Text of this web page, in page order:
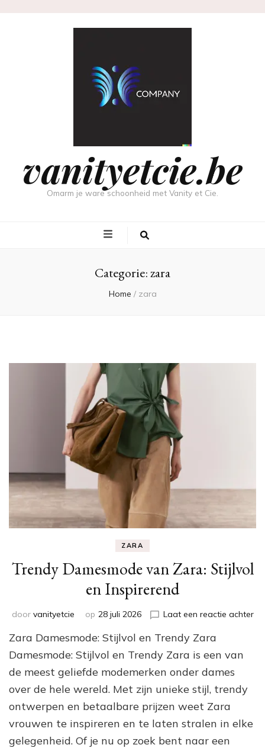
vanityetcie.be
Omarm je ware schoonheid met Vanity et Cie.
Categorie:zara
Home / zara
ZARA
Trendy Damesmode van Zara: Stijlvol
en Inspirerend
door vanityetcie op 28 juli 2026 Laat een reactie achterop
Zara Damesmode: Stijlvol en Trendy Zara
Damesmode: Stijlvol en Trendy Zara is een van
de meest geliefde modemerken onder dames
over de hele wereld. Met zijn unieke stijl, trendy
ontwerpen en betaalbare prijzen weet Zara
vrouwen te inspireren en te laten stralen in elke
gelegenheid. Of je nu op zoek bent naar een